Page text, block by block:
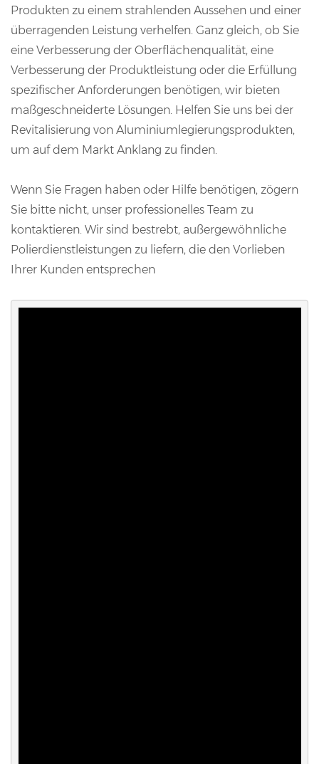
Produkten zu einem strahlenden Aussehen und einer
überragenden Leistung verhelfen. Ganz gleich, ob Sie
eine Verbesserung der Oberflächenqualität, eine
Verbesserung der Produktleistung oder die Erfüllung
spezifischer Anforderungen benötigen, wir bieten
maßgeschneiderte Lösungen. Helfen Sie uns bei der
Revitalisierung von Aluminiumlegierungsprodukten,
um auf dem Markt Anklang zu finden.
Wenn Sie Fragen haben oder Hilfe benötigen, zögern
Sie bitte nicht, unser professionelles Team zu
kontaktieren. Wir sind bestrebt, außergewöhnliche
Polierdienstleistungen zu liefern, die den Vorlieben
Ihrer Kunden entsprechen